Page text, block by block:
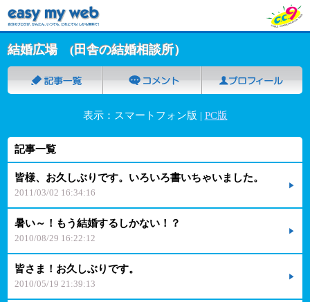
結婚広場 (田舎の結婚相談所）
表示：スマートフォン版 | PC版
記事一覧
皆様、お久しぶりです。いろいろ書いちゃいました。
2011/03/02 16:34:16
暑い～！もう結婚するしかない！？
2010/08/29 16:22:12
皆さま！お久しぶりです。
2010/05/19 21:39:13